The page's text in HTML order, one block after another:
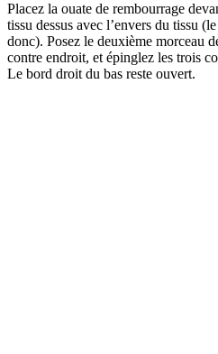
Placez la ouate de rembourrage
tissu dessus avec l’envers du tissu
donc). Posez le deuxième morceau
contre endroit, et épinglez les trois
Le bord droit du bas reste ouvert.